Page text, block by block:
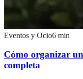
Eventos y Ocio6 min
Cómo organizar
completa